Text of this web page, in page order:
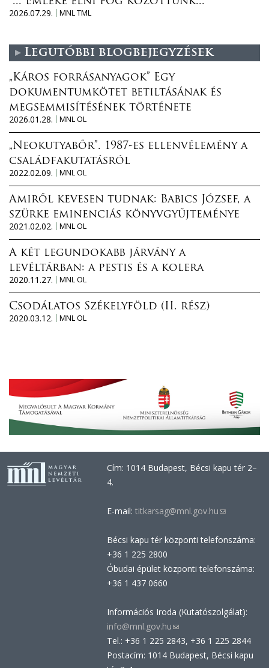
2026.07.29.
MNL TML
Legutóbbi blogbejegyzések
„Káros forrásanyagok” Egy
dokumentumkötet betiltásának és
megsemmisítésének története
2026.01.28.
MNL OL
„Neokutyabőr”. 1987-es ellenvélemény a
családfakutatásról
2022.02.09.
MNL OL
Amiről kevesen tudnak: Babics József, a
szürke eminenciás könyvgyűjteménye
2021.02.02.
MNL OL
A két legundokabb járvány a
levéltárban: a pestis és a kolera
2020.11.27.
MNL OL
Csodálatos Székelyföld (II. rész)
2020.03.12.
MNL OL
Cím: 1014 Budapest, Bécsi kapu tér 2–
4.
E-mail: titkarsag@mnl.gov.hu(link
e-
Bécsi kapu tér központi telefonszáma:
+36 1 225 2800
Óbudai épület központi telefonszáma:
+36 1 437 0660
Információs Iroda (Kutatószolgálat):
info@mnl.gov.hu(link
sends
e-
Tel.: +36 1 225 2843, +36 1 225 2844
Postacím: 1014 Budapest, Bécsi kapu